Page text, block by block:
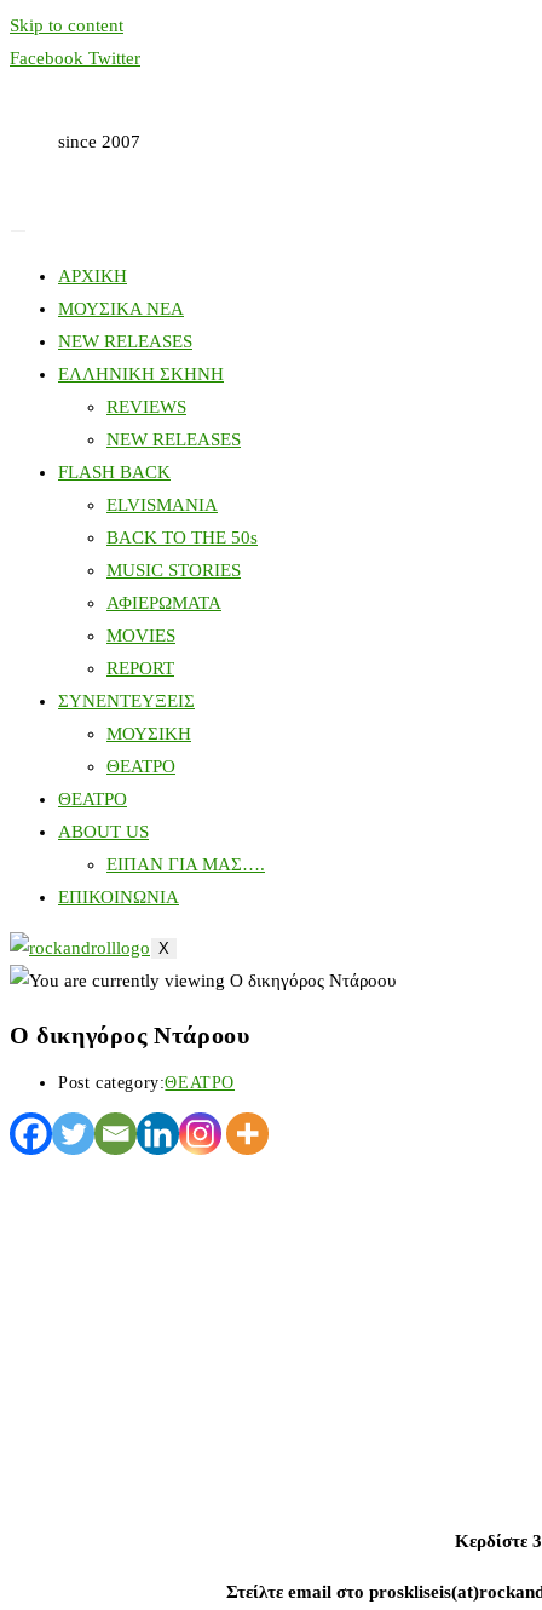
Skip to content
Facebook Twitter
since 2007
ΑΡΧΙΚΗ
ΜΟΥΣΙΚΑ ΝΕΑ
NEW RELEASES
ΕΛΛΗΝΙΚΗ ΣΚΗΝΗ
REVIEWS
NEW RELEASES
FLASH BACK
ELVISMANIA
BACK TO THE 50s
MUSIC STORIES
ΑΦΙΕΡΩΜΑΤΑ
MOVIES
REPORT
ΣΥΝΕΝΤΕΥΞΕΙΣ
ΜΟΥΣΙΚΗ
ΘΕΑΤΡΟ
ΘΕΑΤΡΟ
ABOUT US
ΕΙΠΑΝ ΓΙΑ ΜΑΣ….
ΕΠΙΚΟΙΝΩΝΙΑ
X
Ο δικηγόρος Ντάροου
Post category:ΘΕΑΤΡΟ
Κερδίστε
Στείλτε email στο